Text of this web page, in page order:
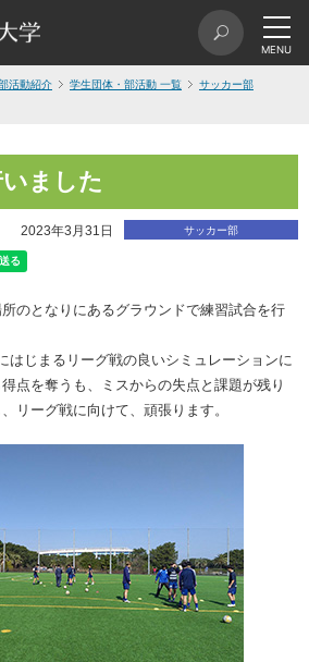
活動紹介 学生団体・部活動 一覧
サッカー部
ました
サッカー部
2023年3月31日
のとなりにあるグラウンドで練習試合を行
はじまるリーグ戦の良いシミュレーションに
点を奪うも、ミスからの失点と課題が残り
リーグ戦に向けて、頑張ります。